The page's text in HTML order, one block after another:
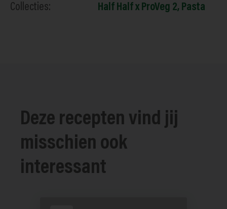
Collecties:
Half Half x ProVeg 2, Pasta
Deze recepten vind jij
misschien ook
interessant